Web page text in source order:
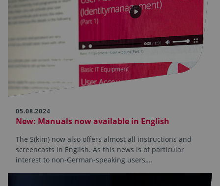
05.08.2024
New: Manuals now available in English
The S(kim) now also offers almost all instructions and
screencasts in English. As this news is of particular
interest to non-German-speaking users,…